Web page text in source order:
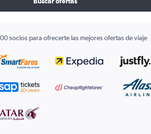
socios para ofrecerte las mejores ofertas de viaje